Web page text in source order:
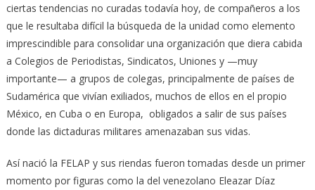
ciertas tendencias no curadas todavía hoy, de compañeros a los
que le resultaba difícil la búsqueda de la unidad como elemento
imprescindible para consolidar una organización que diera cabida
a Colegios de Periodistas, Sindicatos, Uniones y —muy
importante— a grupos de colegas, principalmente de países de
Sudamérica que vivían exiliados, muchos de ellos en el propio
México, en Cuba o en Europa, obligados a salir de sus países
donde las dictaduras militares amenazaban sus vidas.
Así nació la FELAP y sus riendas fueron tomadas desde un primer
momento por figuras como la del venezolano Eleazar Díaz